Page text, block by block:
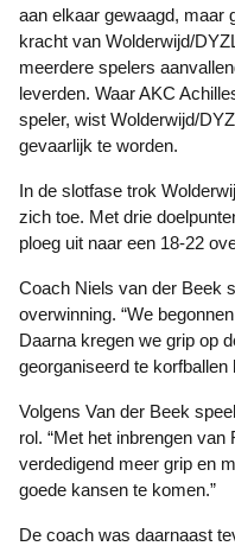
aan elkaar gewaagd, maar
kracht van Wolderwijd/
meerdere spelers
leverden. Waar AKC
speler, wist Wolderwijd/
gevaarlijk te worden.
In de slotfase trok Wolderwijd/DYZLE de wedstrijd definitief naar
zich toe. Met drie
ploeg uit naar een 18-22
Coach Niels van der Beek sprak na afloop van een verdiende
overwinning. “We
Daarna kregen we grip op
georganiseerd te
Volgens Van der Beek speelden ook de wissels een belangrijke
rol. “Met het inbrengen
verdedigend meer grip en
goede kansen te komen.”
De coach was daarnaast tevreden over het collectieve spel van